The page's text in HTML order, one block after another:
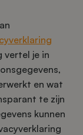
vertel je in
en wat
te zijn
kunnen